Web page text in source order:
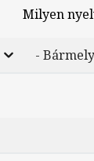
Milyen